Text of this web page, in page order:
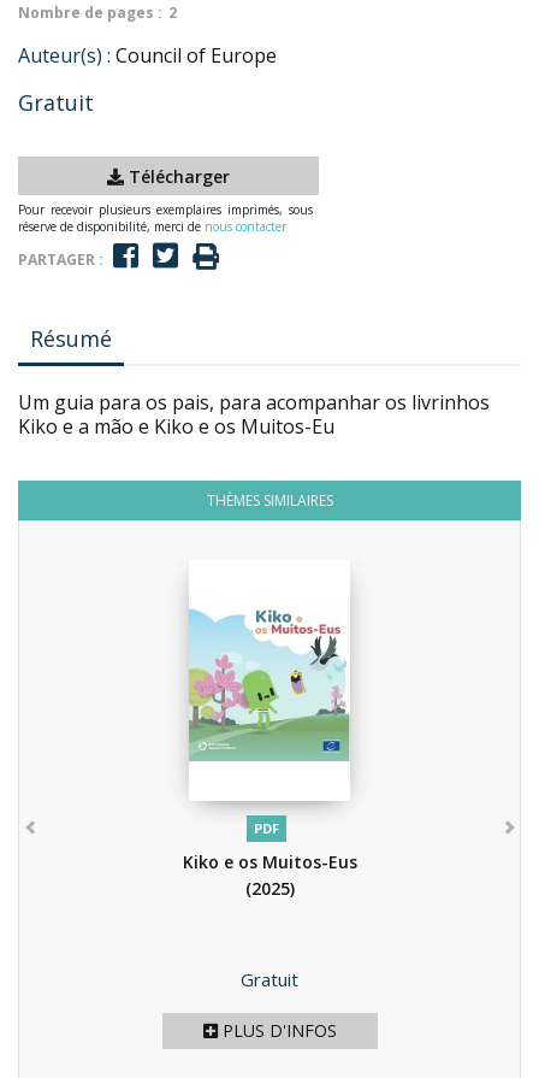
Nombre de pages : 2
Auteur(s) : Council of Europe
Gratuit
Télécharger
Pour recevoir plusieurs exemplaires imprimés, sous
réserve de disponibilité, merci de nous contacter
PARTAGER :
Résumé
Um guia para os pais, para acompanhar os livrinhos
Kiko e a mão e Kiko e os Muitos-Eu
THÈMES SIMILAIRES
PDF
Kiko e os Muitos-Eus
(2025)
Prix
Gratuit
PLUS D'INFOS